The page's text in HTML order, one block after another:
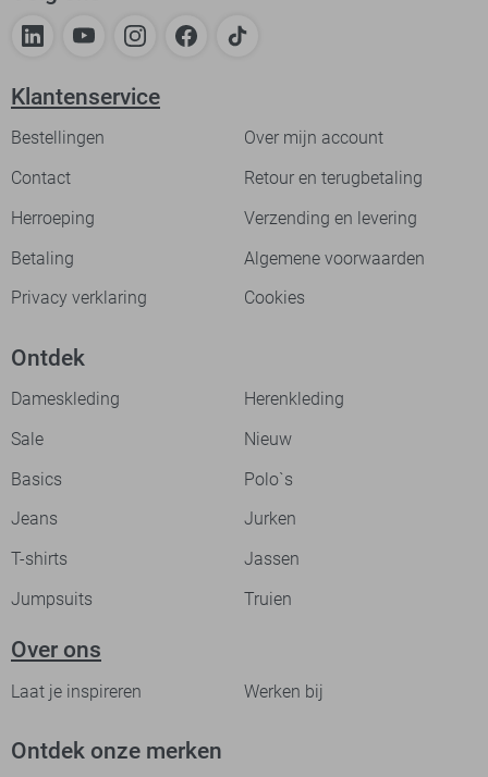
Klantenservice
Bestellingen
Over mijn account
Contact
Retour en terugbetaling
Herroeping
Verzending en levering
Betaling
Algemene voorwaarden
Privacy verklaring
Cookies
Ontdek
Dameskleding
Herenkleding
Sale
Nieuw
Basics
Polo`s
Jeans
Jurken
T-shirts
Jassen
Jumpsuits
Truien
Over ons
Laat je inspireren Werken bij
Ontdek onze merken